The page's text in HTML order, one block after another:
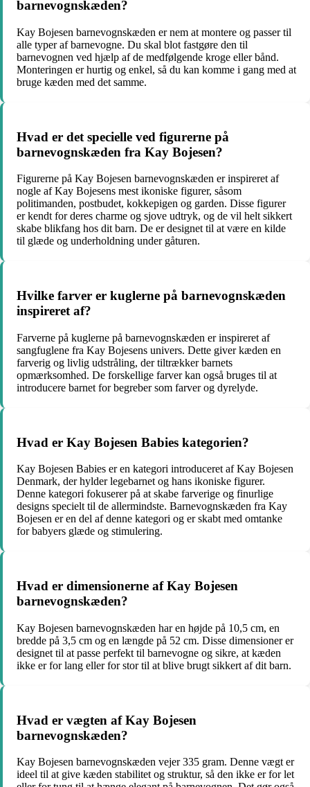
barnevognskæden?
Kay Bojesen barnevognskæden er nem at montere og passer til
alle typer af barnevogne. Du skal blot fastgøre den til
barnevognen ved hjælp af de medfølgende kroge eller bånd.
Monteringen er hurtig og enkel, så du kan komme i gang med at
bruge kæden med det samme.
Hvad er det specielle ved figurerne på
barnevognskæden fra Kay Bojesen?
Figurerne på Kay Bojesen barnevognskæden er inspireret af
nogle af Kay Bojesens mest ikoniske figurer, såsom
politimanden, postbudet, kokkepigen og garden. Disse figurer
er kendt for deres charme og sjove udtryk, og de vil helt sikkert
skabe blikfang hos dit barn. De er designet til at være en kilde
til glæde og underholdning under gåturen.
Hvilke farver er kuglerne på barnevognskæden
inspireret af?
Farverne på kuglerne på barnevognskæden er inspireret af
sangfuglene fra Kay Bojesens univers. Dette giver kæden en
farverig og livlig udstråling, der tiltrækker barnets
opmærksomhed. De forskellige farver kan også bruges til at
introducere barnet for begreber som farver og dyrelyde.
Hvad er Kay Bojesen Babies kategorien?
Kay Bojesen Babies er en kategori introduceret af Kay Bojesen
Denmark, der hylder legebarnet og hans ikoniske figurer.
Denne kategori fokuserer på at skabe farverige og finurlige
designs specielt til de allermindste. Barnevognskæden fra Kay
Bojesen er en del af denne kategori og er skabt med omtanke
for babyers glæde og stimulering.
Hvad er dimensionerne af Kay Bojesen
barnevognskæden?
Kay Bojesen barnevognskæden har en højde på 10,5 cm, en
bredde på 3,5 cm og en længde på 52 cm. Disse dimensioner er
designet til at passe perfekt til barnevogne og sikre, at kæden
ikke er for lang eller for stor til at blive brugt sikkert af dit barn.
Hvad er vægten af Kay Bojesen
barnevognskæden?
Kay Bojesen barnevognskæden vejer 335 gram. Denne vægt er
ideel til at give kæden stabilitet og struktur, så den ikke er for let